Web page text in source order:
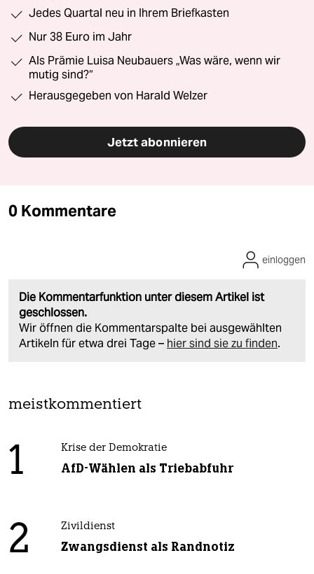
Jedes Quartal neu in Ihrem Briefkasten
Nur 38 Euro im Jahr
Als Prämie Luisa Neubauers „Was wäre, wenn wir
mutig sind?“
Herausgegeben von Harald Welzer
Jetzt abonnieren
0 Kommentare
Die Kommentarfunktion unter diesem Artikel ist
geschlossen.
Wir öffnen die Kommentarspalte bei ausgewählten
Artikeln für etwa drei Tage – hier sind sie zu finden.
einloggen
meistkommentiert
1 Krise der Demokratie
AfD-Wählen als Triebabfuhr
2 Zivildienst
Zwangsdienst als Randnotiz